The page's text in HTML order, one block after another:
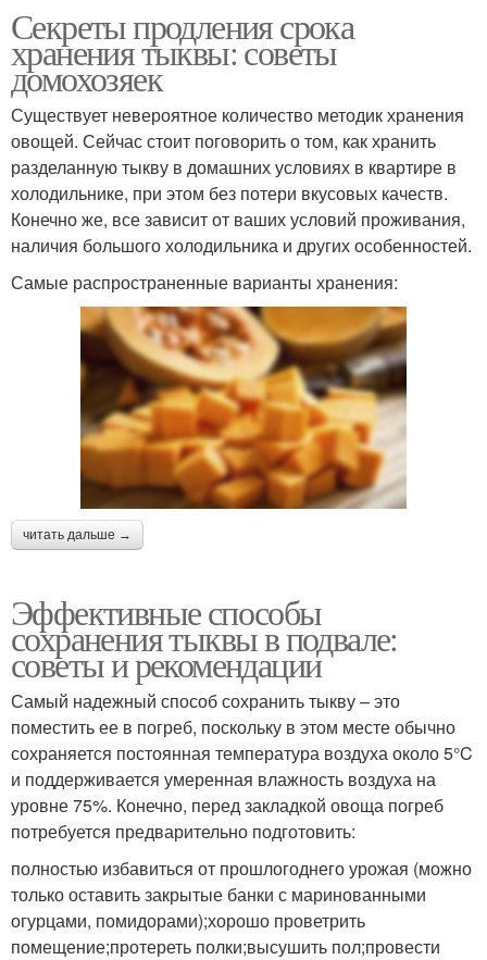
Секреты продления срока
хранения тыквы: советы
домохозяек
Существует невероятное количество методик хранения
овощей. Сейчас стоит поговорить о том, как хранить
разделанную тыкву в домашних условиях в квартире в
холодильнике, при этом без потери вкусовых качеств.
Конечно же, все зависит от ваших условий проживания,
наличия большого холодильника и других особенностей.
Самые распространенные варианты хранения:
читать дальше →
Эффективные способы
сохранения тыквы в подвале:
советы и рекомендации
Самый надежный способ сохранить тыкву – это
поместить ее в погреб, поскольку в этом месте обычно
сохраняется постоянная температура воздуха около 5°C
и поддерживается умеренная влажность воздуха на
уровне 75%. Конечно, перед закладкой овоща погреб
потребуется предварительно подготовить:
полностью избавиться от прошлогоднего урожая (можно
только оставить закрытые банки с маринованными
огурцами, помидорами);хорошо проветрить
помещение;протереть полки;высушить пол;провести